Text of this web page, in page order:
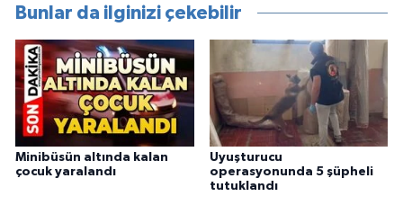
Bunlar da ilginizi çekebilir
Minibüsün altında kalan
çocuk yaralandı
Uyuşturucu
operasyonunda 5 şüpheli
tutuklandı